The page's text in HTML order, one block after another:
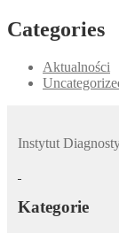
Categories
Aktualności
Instytut
Kategorie